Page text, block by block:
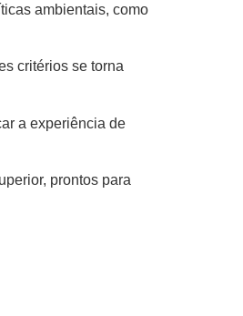
ambientais, como
critérios se torna
a experiência de
prontos para